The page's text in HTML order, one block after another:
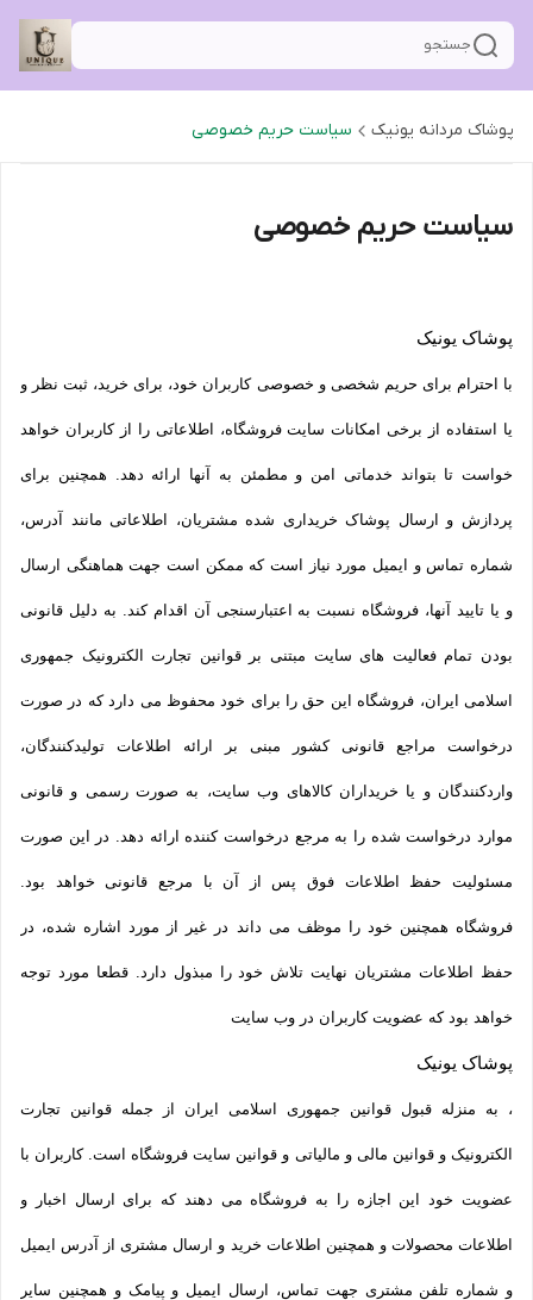
جستجو
پوشاک مردانه یونیک سیاست حریم خصوصی
سیاست حریم خصوصی
پوشاک یونیک
با احترام برای حریم شخصی و خصوصی کاربران خود، برای خرید، ثبت نظر و
یا استفاده از برخی امکانات سایت فروشگاه، اطلاعاتی را از کاربران خواهد
خواست تا بتواند خدماتی امن و مطمئن به آنها ارائه دهد. همچنین برای
پردازش و ارسال پوشاک خریداری شده مشتریان، اطلاعاتی مانند آدرس،
شماره تماس و ایمیل مورد نیاز است که ممکن است جهت هماهنگی ارسال
و یا تایید آنها، فروشگاه نسبت به اعتبارسنجی آن اقدام کند. به دلیل قانونی
بودن تمام فعالیت های سایت مبتنی بر قوانین تجارت الکترونیک جمهوری
اسلامی ایران، فروشگاه این حق را برای خود محفوظ می دارد که در صورت
درخواست مراجع قانونی کشور مبنی بر ارائه اطلاعات تولیدکنندگان،
واردکنندگان و یا خریداران کالاهای وب سایت، به صورت رسمی و قانونی
موارد درخواست شده را به مرجع درخواست کننده ارائه دهد. در این صورت
مسئولیت حفظ اطلاعات فوق پس از آن با مرجع قانونی خواهد بود.
فروشگاه همچنین خود را موظف می داند در غیر از مورد اشاره شده، در
حفظ اطلاعات مشتریان نهایت تلاش خود را مبذول دارد. قطعا مورد توجه
خواهد بود که عضویت کاربران در وب سایت
پوشاک یونیک
، به منزله قبول قوانین جمهوری اسلامی ایران از جمله قوانین تجارت
الکترونیک و قوانین مالی و مالیاتی و قوانین سایت فروشگاه است. کاربران با
عضویت خود این اجازه را به فروشگاه می دهند که برای ارسال اخبار و
اطلاعات محصولات و همچنین اطلاعات خرید و ارسال مشتری از آدرس ایمیل
و شماره تلفن مشتری جهت تماس، ارسال ایمیل و پیامک و همچنین سایر